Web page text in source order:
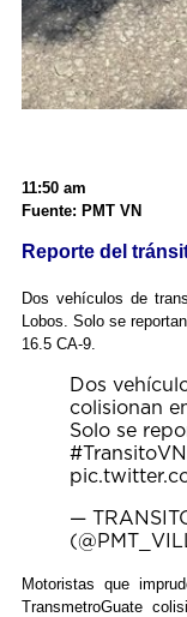
11:50 am
Fuente: PMT VN
Reporte del
Dos vehículos de
Lobos. Solo se
16.5 CA-9.
Dos
colisionan
Solo se
#TransitoVN
—
Motoristas que
TransmetroGuate